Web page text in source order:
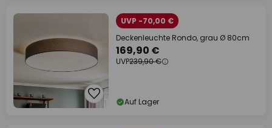
UVP -70,00 €
Deckenleuchte Rondo, grau Ø 80cm
169,90 €
UVP239,90 €
Auf Lager